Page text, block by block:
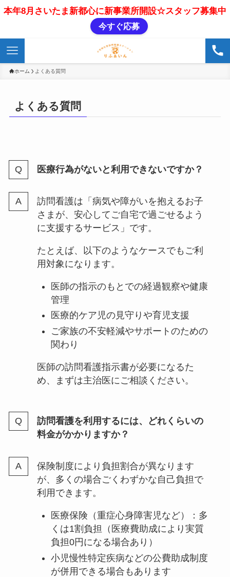
本年8月さいたま新都心に新事業所開設☆スタッフ募集中
今すぐ応募
ホーム よくある質問
よくある質問
医療行為がないと利用できないですか？
訪問看護は「病気や障がいを抱えるお子
さまが、安心してご自宅で過ごせるよう
に支援するサービス」です。
たとえば、以下のようなケースでもご利
用対象になります。
医師の指示のもとでの経過観察や健康
管理
医療的ケア児の見守りや育児支援
ご家族の不安軽減やサポートのための
関わり
医師の訪問看護指示書が必要になるた
め、まずは主治医にご相談ください。
訪問看護を利用するには、どれくらいの
料金がかかりますか？
保険制度により負担割合が異なります
が、多くの場合ごくわずかな自己負担で
利用できます。
医療保険（重症心身障害児など）：多
くは1割負担（医療費助成により実質
負担0円になる場合あり）
小児慢性特定疾病などの公費助成制度
が併用できる場合もあります